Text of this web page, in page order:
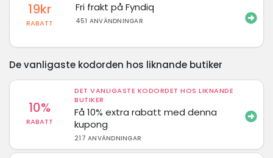
19kr
RABATT
Fri frakt på Fyndiq
451 ANVÄNDNINGAR
De vanligaste kodorden hos liknande butiker
10%
RABATT
DET VANLIGASTE KODORDET HOS LIKNANDE
BUTIKER
Få 10% extra rabatt med denna
kupong
217 ANVÄNDNINGAR